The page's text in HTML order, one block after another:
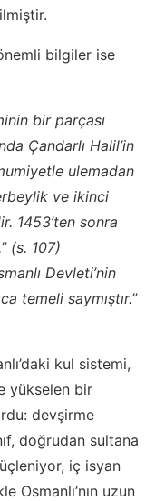
bilgiler ise
bir parçası
Çandarlı Halil’in
ulemadan
ve ikinci
1453’ten sonra
(s. 107)
Devleti’nin
temeli saymıştır.”
kul sistemi,
yükselen bir
devşirme
doğrudan sultana
iç isyan
Osmanlı’nın uzun